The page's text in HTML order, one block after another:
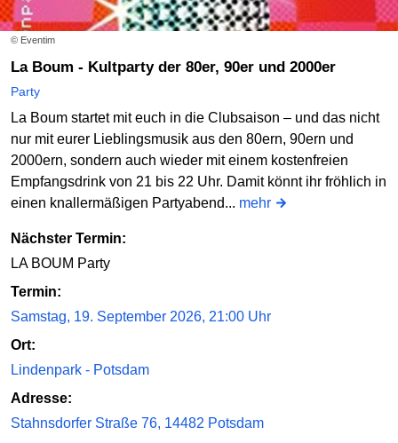
© Eventim
La Boum - Kultparty der 80er, 90er und 2000er
Party
La Boum startet mit euch in die Clubsaison – und das nicht
nur mit eurer Lieblingsmusik aus den 80ern, 90ern und
2000ern, sondern auch wieder mit einem kostenfreien
Empfangsdrink von 21 bis 22 Uhr. Damit könnt ihr fröhlich in
einen knallermäßigen Partyabend... mehr
Nächster Termin:
LA BOUM Party
Termin:
Samstag, 19. September 2026, 21:00 Uhr
Ort:
Lindenpark - Potsdam
Adresse:
Stahnsdorfer Straße 76, 14482 Potsdam